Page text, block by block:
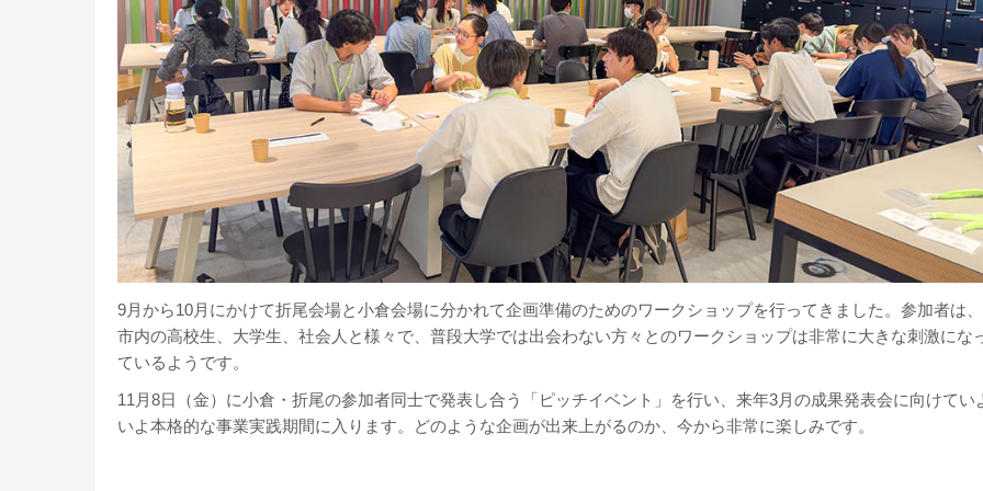
9月から10月にかけて折尾会場と小倉会場に分かれて企画準備のためのワークショップを行ってきました。参加者は、
市内の高校生、大学生、社会人と様々で、普段大学では出会わない方々とのワークショップは非常に大きな刺激にな
ているようです。
11月8日（金）に小倉・折尾の参加者同士で発表し合う「ピッチイベント」を行い、来年3月の成果発表会に向けてい
いよ本格的な事業実践期間に入ります。どのような企画が出来上がるのか、今から非常に楽しみです。